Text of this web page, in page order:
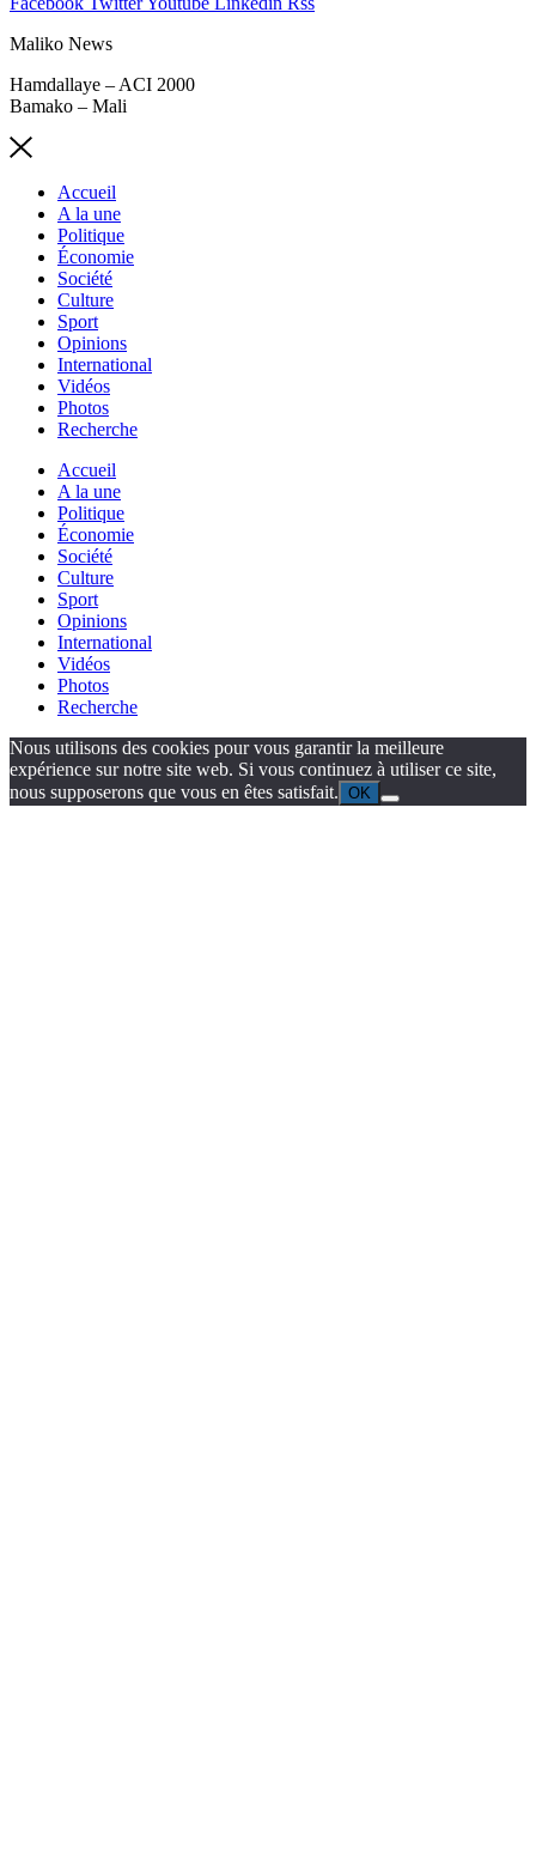
Maliko News
Hamdallaye – ACI 2000
Bamako – Mali
Accueil
A la une
Politique
Économie
Société
Culture
Sport
Opinions
International
Vidéos
Photos
Recherche
Accueil
A la une
Politique
Économie
Société
Culture
Sport
Opinions
International
Vidéos
Photos
Recherche
Nous utilisons des cookies pour vous garantir la meilleure
expérience sur notre site web. Si vous continuez à utiliser ce site,
nous supposerons que vous en êtes satisfait. OK